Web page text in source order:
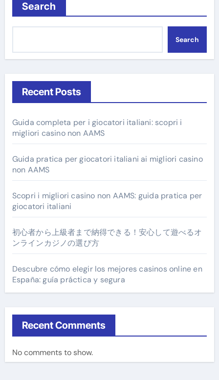
Search
Search
Recent Posts
Guida completa per i giocatori italiani: scopri i
migliori casino non AAMS
Guida pratica per giocatori italiani ai migliori casino
non AAMS
Scopri i migliori casino non AAMS: guida pratica per
giocatori italiani
初心者から上級者まで納得できる！安心して遊べるオ
ンラインカジノの選び方
Descubre cómo elegir los mejores casinos online en
España: guía práctica y segura
Recent Comments
No comments to show.